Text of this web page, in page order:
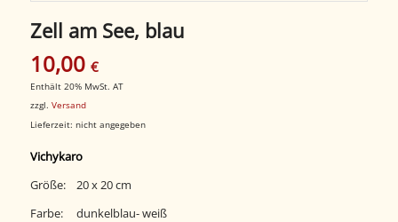
Zell am See, blau
10,00 €
Enthält 20% MwSt. AT
zzgl. Versand
Lieferzeit: nicht angegeben
Vichykaro
Größe: 20 x 20 cm
Farbe: dunkelblau- weiß